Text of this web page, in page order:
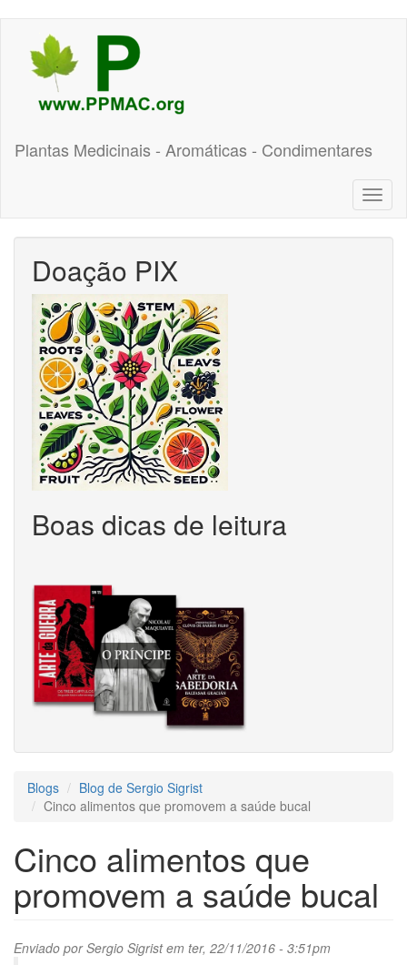
conteúdo
principal
Plantas Medicinais - Aromáticas - Condimentares
Doação PIX
Boas dicas de leitura
Blogs
Blog de Sergio Sigrist
Cinco alimentos que promovem a saúde bucal
Cinco alimentos que
promovem a saúde bucal
Enviado porSergio Sigristem ter, 22/11/2016 - 3:51pm